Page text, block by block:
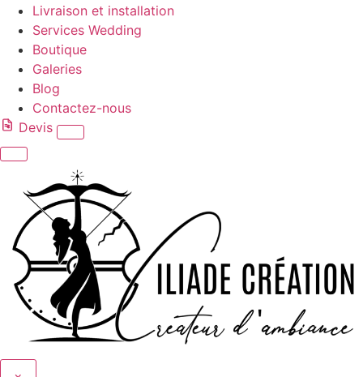
Livraison et installation
Services Wedding
Boutique
Galeries
Blog
Contactez-nous
Devis